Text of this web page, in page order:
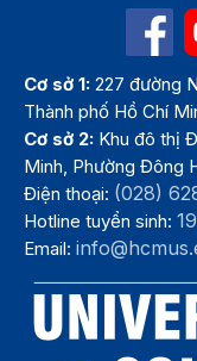
Cơ sở 1: 227 đường
Thành phố Hồ Chí
Cơ sở 2: Khu đô thị
Minh, Phường Đông
Điện thoại: (028)
Hotline tuyển sinh:
Email: